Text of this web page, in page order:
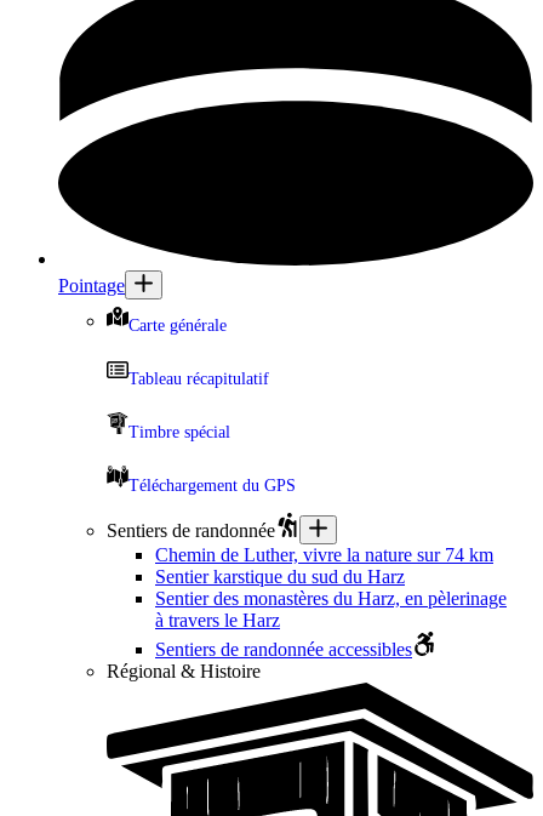
Pointage
Carte générale
Tableau récapitulatif
Timbre spécial
Téléchargement du GPS
Sentiers de randonnée
Chemin de Luther, vivre la nature sur 74 km
Sentier karstique du sud du Harz
Sentier des monastères du Harz, en pèlerinage
à travers le Harz
Sentiers de randonnée accessibles
Régional & Histoire